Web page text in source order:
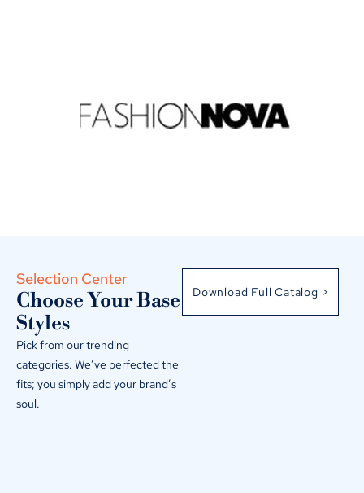
Selection Center
Choose Your Base
Styles
Pick from our trending
categories. We’ve perfected the
fits; you simply add your brand’s
soul.
Download Full Catalog >